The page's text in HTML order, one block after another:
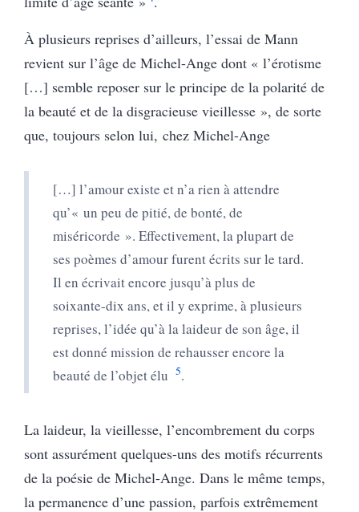
À plusieurs reprises d’ailleurs, l’essai de Mann
revient sur l’âge de Michel-Ange dont « l’érotisme
[…] semble reposer sur le principe de la polarité de
la beauté et de la disgracieuse vieillesse », de sorte
que, toujours selon lui, chez Michel-Ange
[…] l’amour existe et n’a rien à attendre
qu’« un peu de pitié, de bonté, de
miséricorde ». Effectivement, la plupart de
ses poèmes d’amour furent écrits sur le tard.
Il en écrivait encore jusqu’à plus de
soixante-dix ans, et il y exprime, à plusieurs
reprises, l’idée qu’à la laideur de son âge, il
est donné mission de rehausser encore la
beauté de l’objet élu 5.
La laideur, la vieillesse, l’encombrement du corps
sont assurément quelques-uns des motifs récurrents
de la poésie de Michel-Ange. Dans le même temps,
la permanence d’une passion, parfois extrêmement